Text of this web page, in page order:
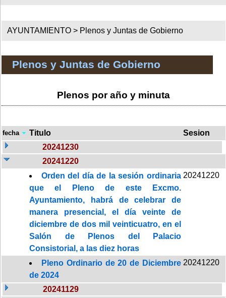
AYUNTAMIENTO > Plenos y Juntas de Gobierno
Plenos y Juntas de Gobierno
Plenos por año y minuta
fecha Titulo
Sesion
20241230
20241220
Orden del día de la sesión ordinaria
que el Pleno de este Excmo.
Ayuntamiento, habrá de celebrar de
manera presencial, el día veinte de
diciembre de dos mil veinticuatro, en el
Salón de Plenos del Palacio
Consistorial, a las diez horas
20241220
Pleno Ordinario de 20 de Diciembre
de 2024
20241220
20241129